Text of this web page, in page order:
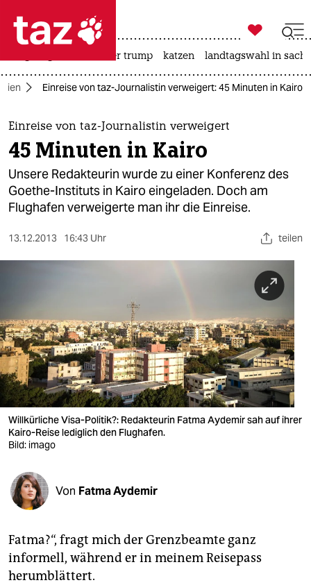
 taz zahl ich
taz zahl ich
themen
politik
öko
gesellschaft
nord
wahrheit
verlag
verlag
shop
fragen & hilfe
unterstützen
abo

taz zahl ich
usa unter trump katzen landtagswahl in
Einreise von taz-Journalistin verweigert: 45 Minuten in Kairo
Einreise von taz-Journalistin verweigert
45 Minuten in Kairo
Unsere Redakteurin wurde zu einer Konferenz des
Goethe-Instituts in Kairo eingeladen. Doch am
Flughafen verweigerte man ihr die Einreise.
13.12.2013 16:43 Uhr teilen
Willkürliche Visa-Politik?: Redakteurin Fatma Aydemir sah auf ihrer
Kairo-Reise lediglich den Flughafen.
Bild: imago
Von Fatma Aydemir
Fatma?“, fragt mich der Grenzbeamte ganz
informell, während er in meinem Reisepass
herumblättert.